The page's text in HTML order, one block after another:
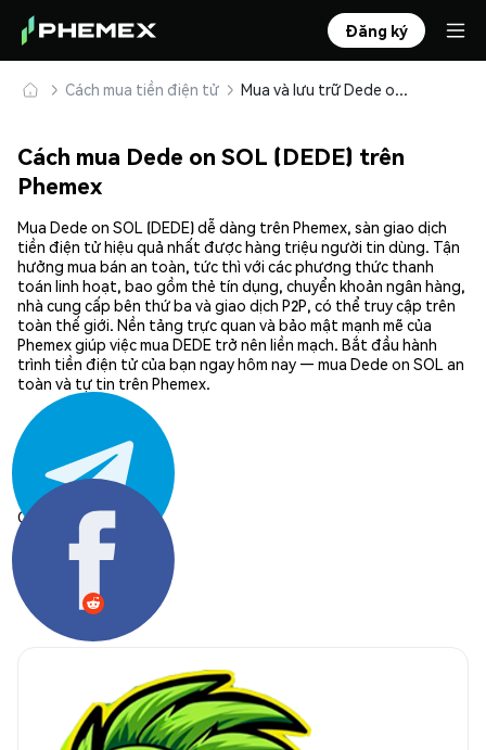
Đăng ký
Cách mua tiền điện tử Mua và lưu trữ Dede on SOL (DEDE) an toàn
Cách mua Dede on SOL (DEDE) trên
Phemex
Mua Dede on SOL (DEDE) dễ dàng trên Phemex, sàn giao dịch
tiền điện tử hiệu quả nhất được hàng triệu người tin dùng. Tận
hưởng mua bán an toàn, tức thì với các phương thức thanh
toán linh hoạt, bao gồm thẻ tín dụng, chuyển khoản ngân hàng,
nhà cung cấp bên thứ ba và giao dịch P2P, có thể truy cập trên
toàn thế giới. Nền tảng trực quan và bảo mật mạnh mẽ của
Phemex giúp việc mua DEDE trở nên liền mạch. Bắt đầu hành
trình tiền điện tử của bạn ngay hôm nay — mua Dede on SOL an
toàn và tự tin trên Phemex.
Chia sẻ: